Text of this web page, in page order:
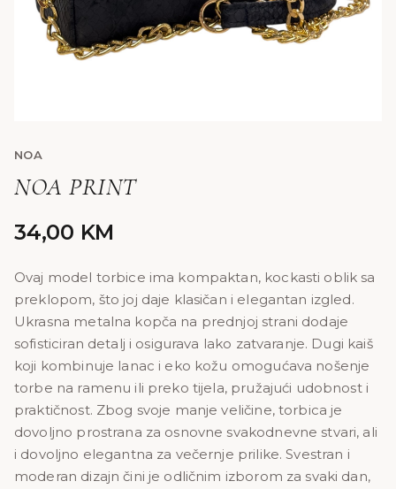
NOA
NOA PRINT
34,00 KM
Ovaj model torbice ima kompaktan, kockasti oblik sa
preklopom, što joj daje klasičan i elegantan izgled.
Ukrasna metalna kopča na prednjoj strani dodaje
sofisticiran detalj i osigurava lako zatvaranje. Dugi kaiš
koji kombinuje lanac i eko kožu omogućava nošenje
torbe na ramenu ili preko tijela, pružajući udobnost i
praktičnost. Zbog svoje manje veličine, torbica je
dovoljno prostrana za osnovne svakodnevne stvari, ali
i dovoljno elegantna za večernje prilike. Svestran i
moderan dizajn čini je odličnim izborom za svaki dan,